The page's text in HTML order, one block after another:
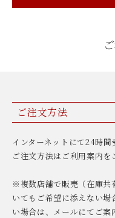
ご注文方法
インターネットにて24時間
ご注文方法はご利用案内を
※複数店舗で販売（在庫共
いてもご希望に添えない
い場合は、メールにてご案